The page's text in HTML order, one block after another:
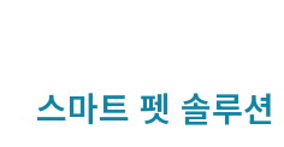
스마트 펫 솔루션